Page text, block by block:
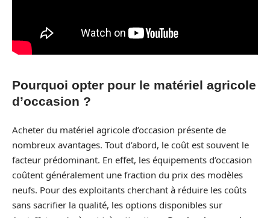
Pourquoi opter pour le matériel agricole
d’occasion ?
Acheter du matériel agricole d’occasion présente de
nombreux avantages. Tout d’abord, le coût est souvent le
facteur prédominant. En effet, les équipements d’occasion
coûtent généralement une fraction du prix des modèles
neufs. Pour des exploitants cherchant à réduire les coûts
sans sacrifier la qualité, les options disponibles sur